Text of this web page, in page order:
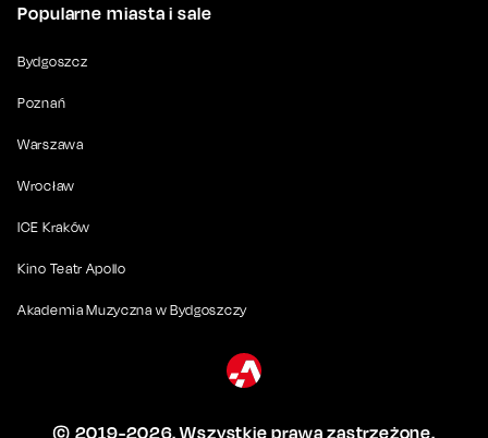
Popularne miasta i sale
Bydgoszcz
Poznań
Warszawa
Wrocław
ICE Kraków
Kino Teatr Apollo
Akademia Muzyczna w Bydgoszczy
© 2019-2026. Wszystkie prawa zastrzeżone.